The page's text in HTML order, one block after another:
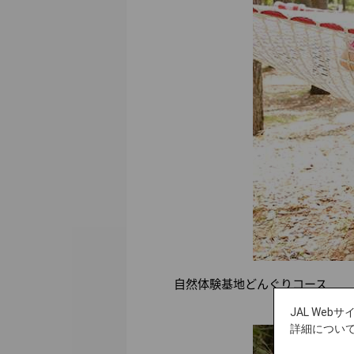
自然体験基地どんぐりコース
JAL Webサ
詳細につい